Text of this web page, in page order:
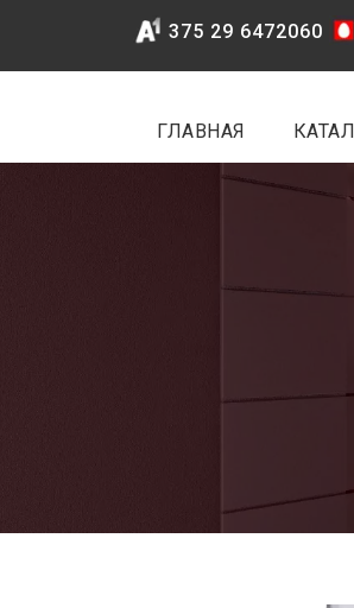
375 29 6472060
ГЛАВНАЯ